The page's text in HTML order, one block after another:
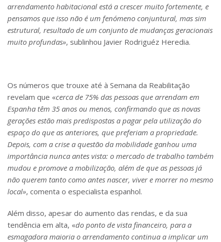
arrendamento habitacional está a crescer muito fortemente, e
pensamos que isso não é um fenómeno conjuntural, mas sim
estrutural, resultado de um conjunto de mudanças geracionais
muito profundas», sublinhou Javier Rodriguéz Heredia.
Os números que trouxe até à Semana da Reabilitação
revelam que «cerca de 75% das pessoas que arrendam em
Espanha têm 35 anos ou menos, confirmando que as novas
gerações estão mais predispostas a pagar pela utilização do
espaço do que as anteriores, que preferiam a propriedade.
Depois, com a crise a questão da mobilidade ganhou uma
importância nunca antes vista: o mercado de trabalho também
mudou e promove a mobilização, além de que as pessoas já
não querem tanto como antes nascer, viver e morrer no mesmo
local», comenta o especialista espanhol.
Além disso, apesar do aumento das rendas, e da sua
tendência em alta, «do ponto de vista financeiro, para a
esmagadora maioria o arrendamento continua a implicar um